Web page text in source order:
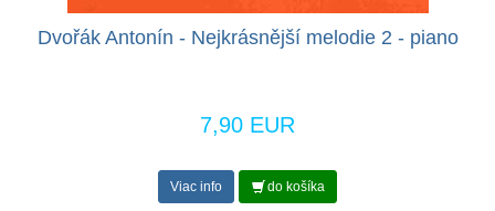
Dvořák Antonín - Nejkrásnější melodie 2 - piano
7,90 EUR
Viac info do košíka